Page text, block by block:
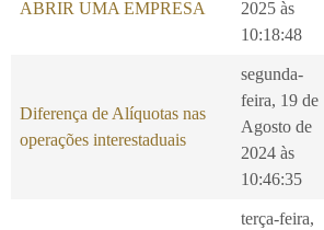
ABRIR UMA EMPRESA
2025 às
10:18:48
Diferença de Alíquotas nas
operações interestaduais
segunda-
feira, 19 de
Agosto de
2024 às
10:46:35
terça-feira,